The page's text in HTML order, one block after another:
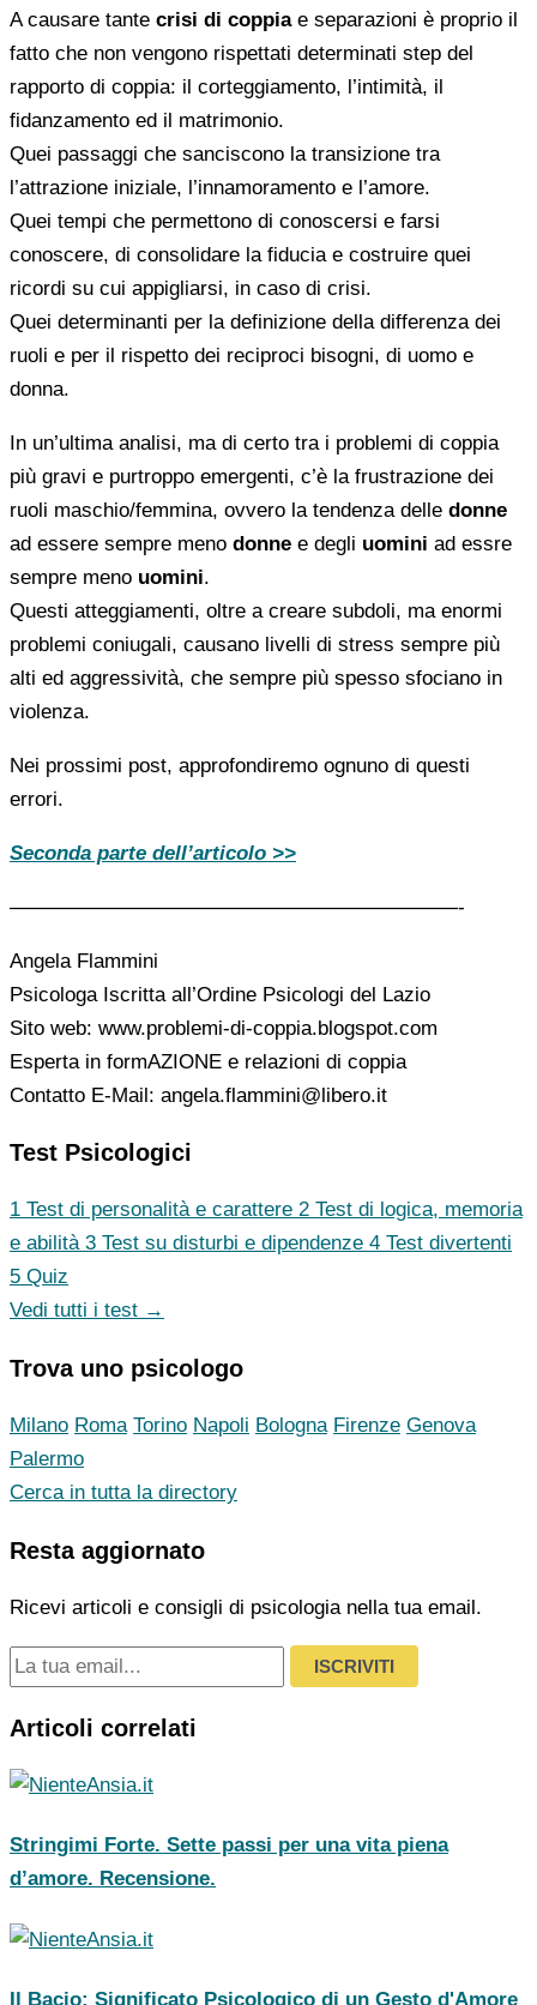
A causare tante crisi di coppiae separazioni è proprio il
fatto che non vengono rispettati determinati step del
rapporto di coppia: il corteggiamento, l’intimità, il
fidanzamento ed il matrimonio.
Quei passaggi che sanciscono la transizione tra
l’attrazione iniziale, l’innamoramento e l’amore.
Quei tempi che permettono di conoscersi e farsi
conoscere, di consolidare la fiducia e costruire quei
ricordi su cui appigliarsi, in caso di crisi.
Quei determinanti per la definizione della differenza dei
ruoli e per il rispetto dei reciproci bisogni, di uomo e
donna.
In un’ultima analisi, ma di certo tra i problemi di coppia
più gravi e purtroppo emergenti, c’è la frustrazione dei
ruoli maschio/femmina, ovvero la tendenza delle donne
ad essere sempre meno donne e degli uomini ad essre
sempre meno uomini.
Questi atteggiamenti, oltre a creare subdoli, ma enormi
problemi coniugali, causano livelli di stress sempre più
alti ed aggressività, che sempre più spesso sfociano in
violenza.
Nei prossimi post, approfondiremo ognuno di questi
errori.
Seconda parte dell’articolo >>
——————————————————————-
Angela Flammini
Psicologa Iscritta all’Ordine Psicologi del Lazio
Sito web: www.problemi-di-coppia.blogspot.com
Esperta in formAZIONE e relazioni di coppia
Contatto E-Mail: angela.flammini@libero.it
Test Psicologici
1 Test di personalità e carattere 2 Test di logica, memoria
e abilità 3 Test su disturbi e dipendenze 4 Test divertenti
5 Quiz
Vedi tutti i test →
Trova uno psicologo
Milano Roma Torino Napoli Bologna Firenze Genova
Palermo
Cerca in tutta la directory
Resta aggiornato
Ricevi articoli e consigli di psicologia nella tua email.
ISCRIVITI
Articoli correlati
Stringimi Forte. Sette passi per una vita piena
d’amore. Recensione.
Il Bacio: Significato Psicologico di un Gesto d'Amore